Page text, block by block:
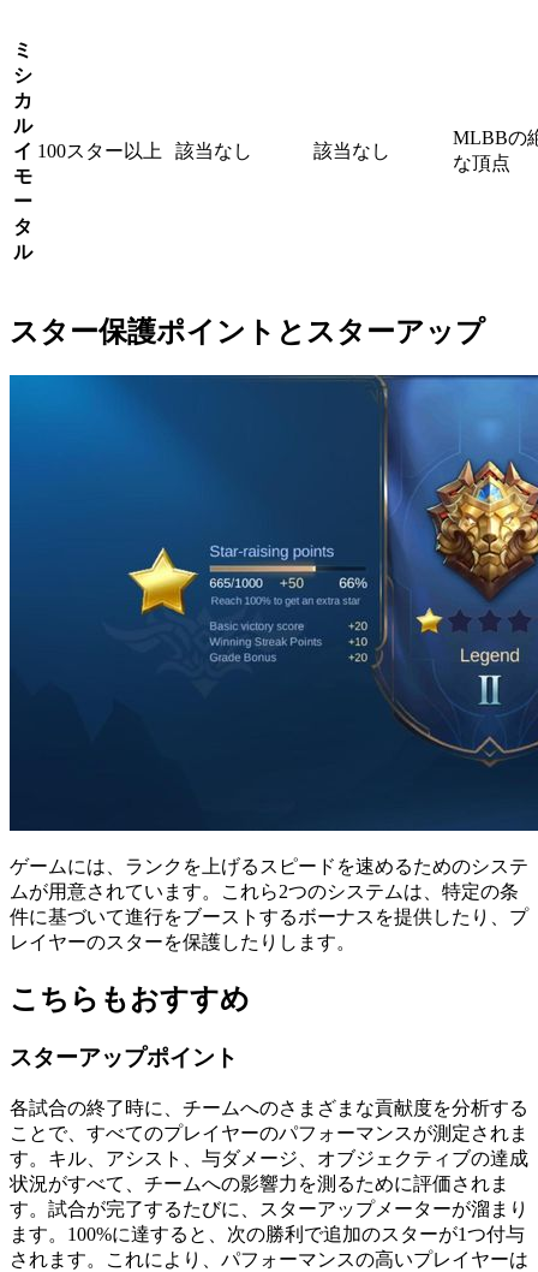
ミ
シ
カ
ル
イ
モ
ー
タ
ル
100スター以上 該当なし 該当なし
MLBBの
な頂点
スター保護ポイントとスターアップ
ゲームには、ランクを上げるスピードを速めるためのシステ
ムが用意されています。これら2つのシステムは、特定の条
件に基づいて進行をブーストするボーナスを提供したり、プ
レイヤーのスターを保護したりします。
こちらもおすすめ
スターアップポイント
各試合の終了時に、チームへのさまざまな貢献度を分析する
ことで、すべてのプレイヤーのパフォーマンスが測定されま
す。キル、アシスト、与ダメージ、オブジェクティブの達成
状況がすべて、チームへの影響力を測るために評価されま
す。試合が完了するたびに、スターアップメーターが溜まり
ます。100%に達すると、次の勝利で追加のスターが1つ付与
されます。これにより、パフォーマンスの高いプレイヤーは